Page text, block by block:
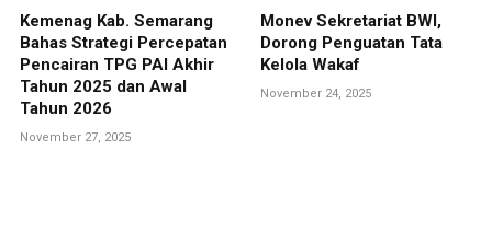
Kemenag Kab. Semarang
Bahas Strategi Percepatan
Pencairan TPG PAI Akhir
Tahun 2025 dan Awal
Tahun 2026
November 27, 2025
Monev Sekretariat BWI,
Dorong Penguatan Tata
Kelola Wakaf
November 24, 2025